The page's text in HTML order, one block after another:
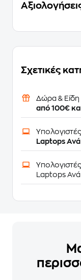
Σχετικές
Δώρα &
από 100€
Laptops
Laptops